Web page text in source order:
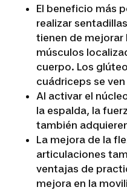
El beneficio más
realizar
tienen de mejorar
músculos
cuerpo. Los
cuádriceps se
Al activar el
la espalda, la
también
La mejora de la
articulaciones
ventajas de
mejora en la